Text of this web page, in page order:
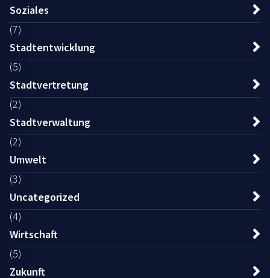
Soziales
(7)
Stadtentwicklung
(5)
Stadtvertretung
(2)
Stadtverwaltung
(2)
Umwelt
(3)
Uncategorized
(4)
Wirtschaft
(5)
Zukunft